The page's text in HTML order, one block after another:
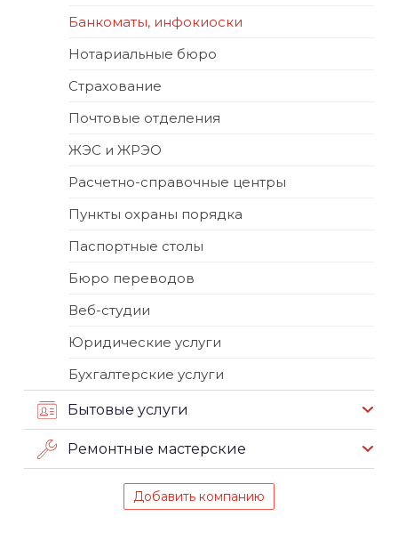
Банкоматы, инфокиоски
Нотариальные бюро
Страхование
Почтовые отделения
ЖЭС и ЖРЭО
Расчетно-справочные центры
Пункты охраны порядка
Паспортные столы
Бюро переводов
Веб-студии
Юридические услуги
Бухгалтерские услуги
Бытовые услуги
Ремонтные мастерские
Добавить компанию